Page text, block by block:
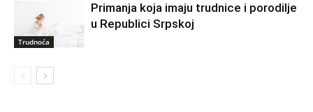
Trudnoća
Primanja koja imaju trudnice i porodilje
u Republici Srpskoj